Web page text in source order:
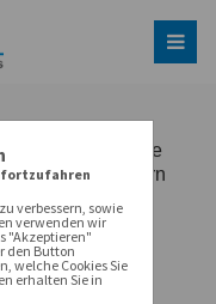
fortzufahren
verbessern, sowie
verwenden wir
"Akzeptieren"
den Button
welche Cookies Sie
erhalten Sie in